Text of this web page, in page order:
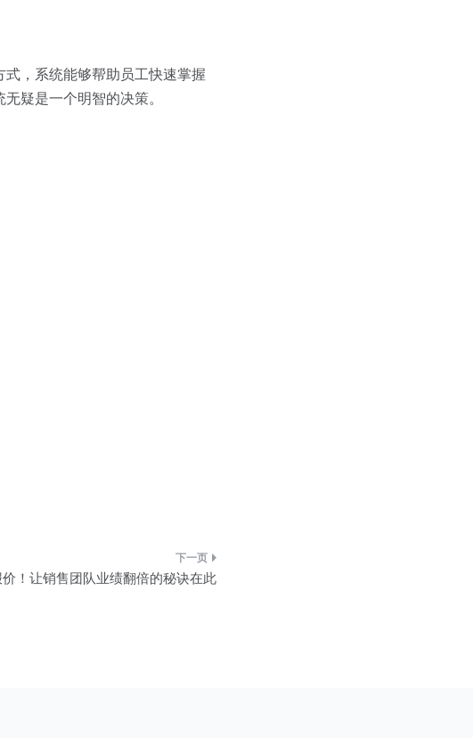
，系统能够帮助员工快速掌握
疑是一个明智的决策。
！让销售团队业绩翻倍的秘诀在此